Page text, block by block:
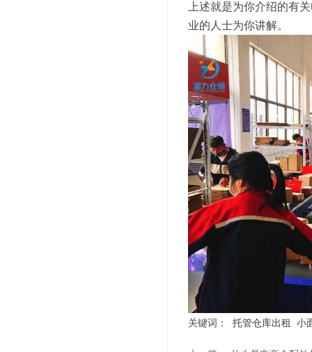
上述就是为你介绍的有
业的人士为你讲解。
关键词： 托管仓库出租 小